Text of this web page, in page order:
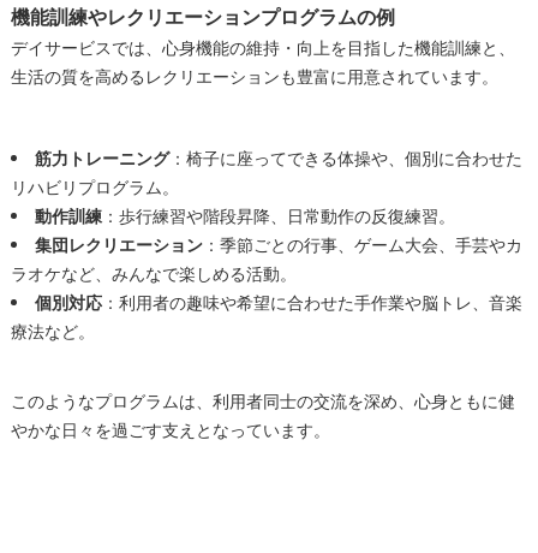
機能訓練やレクリエーションプログラムの例
デイサービスでは、心身機能の維持・向上を目指した機能訓練と、
生活の質を高めるレクリエーションも豊富に用意されています。
筋力トレーニング：椅子に座ってできる体操や、個別に合わせた
リハビリプログラム。
動作訓練：歩行練習や階段昇降、日常動作の反復練習。
集団レクリエーション：季節ごとの行事、ゲーム大会、手芸やカ
ラオケなど、みんなで楽しめる活動。
個別対応：利用者の趣味や希望に合わせた手作業や脳トレ、音楽
療法など。
このようなプログラムは、利用者同士の交流を深め、心身ともに健
やかな日々を過ごす支えとなっています。